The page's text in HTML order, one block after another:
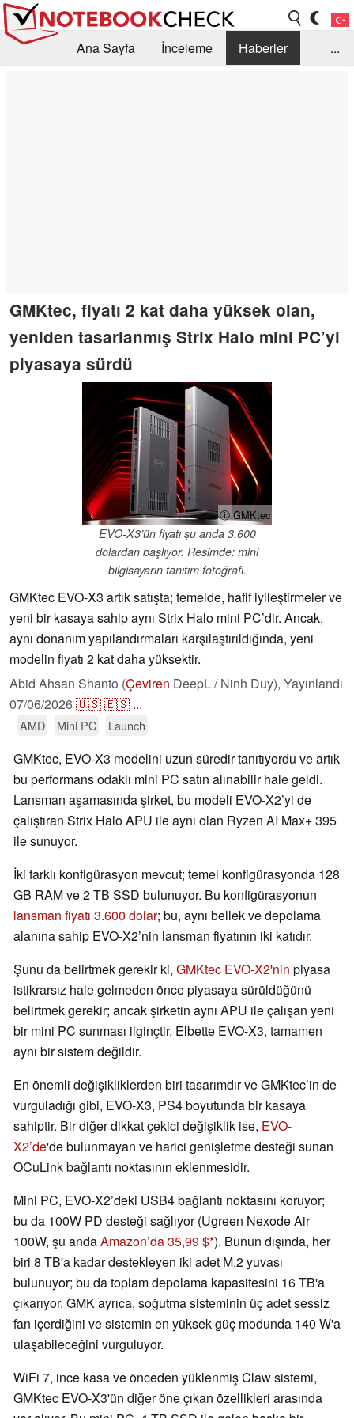
Ana Sayfa İnceleme
Haberler
...
GMKtec, fiyatı 2 kat daha yüksek olan,
yeniden tasarlanmış Strix Halo mini PC’yi
piyasaya sürdü
ⓘ GMKtec
EVO-X3’ün fiyatı şu anda 3.600
dolardan başlıyor. Resimde: mini
bilgisayarın tanıtım fotoğrafı.
GMKtec EVO-X3 artık satışta; temelde, hafif iyileştirmeler ve
yeni bir kasaya sahip aynı Strix Halo mini PC’dir. Ancak,
aynı donanım yapılandırmaları karşılaştırıldığında, yeni
modelin fiyatı 2 kat daha yüksektir.
Abid Ahsan Shanto (Çeviren DeepL / Ninh Duy), Yayınlandı
07/06/2026🇺🇸🇪🇸 ...
AMD Mini PC Launch
GMKtec, EVO-X3 modelini uzun süredir tanıtıyordu ve artık
bu performans odaklı mini PC satın alınabilir hale geldi.
Lansman aşamasında şirket, bu modeli EVO-X2’yi de
çalıştıran Strix Halo APU ile aynı olan Ryzen AI Max+ 395
ile sunuyor.
İki farklı konfigürasyon mevcut; temel konfigürasyonda 128
GB RAM ve 2 TB SSD bulunuyor. Bu konfigürasyonun
lansman fiyatı 3.600 dolar; bu, aynı bellek ve depolama
alanına sahip EVO-X2’nin lansman fiyatının iki katıdır.
Şunu da belirtmek gerekir ki, GMKtec EVO-X2'nin piyasa
istikrarsız hale gelmeden önce piyasaya sürüldüğünü
belirtmek gerekir; ancak şirketin aynı APU ile çalışan yeni
bir mini PC sunması ilginçtir. Elbette EVO-X3, tamamen
aynı bir sistem değildir.
En önemli değişikliklerden biri tasarımdır ve GMKtec’in de
vurguladığı gibi, EVO-X3, PS4 boyutunda bir kasaya
sahiptir. Bir diğer dikkat çekici değişiklik ise, EVO-
X2’de'de bulunmayan ve harici genişletme desteği sunan
OCuLink bağlantı noktasının eklenmesidir.
Mini PC, EVO-X2’deki USB4 bağlantı noktasını koruyor;
bu da 100W PD desteği sağlıyor (Ugreen Nexode Air
100W, şu andaAmazon’da 35,99 $ ). Bunun dışında, her
biri 8 TB'a kadar destekleyen iki adet M.2 yuvası
bulunuyor; bu da toplam depolama kapasitesini 16 TB'a
çıkarıyor. GMK ayrıca, soğutma sisteminin üç adet sessiz
fan içerdiğini ve sistemin en yüksek güç modunda 140 W'a
ulaşabileceğini vurguluyor.
WiFi 7, ince kasa ve önceden yüklenmiş Claw sistemi,
GMKtec EVO-X3'ün diğer öne çıkan özellikleri arasında